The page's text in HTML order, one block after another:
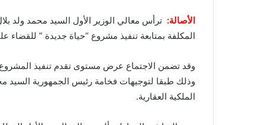
الأصالة: ترأس معالي الوزير الأول السيد محمد ولد
المكلفة بمتابعة تنفيذ مشروع “حياة جديدة ”
وقد تضمن الاجتماع عرض مستوى تقدم تنفيذ
وذلك طبقا لتوجيهات فخامة رئيس الجمهورية السيد
الملكية العقارية.